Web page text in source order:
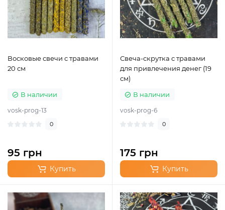
Восковые свечи с травами
20 см
В наличии
vosk-prog-13
0
95 грн
Купить
Свеча-скрутка с травами
для привлечения денег (19
см)
В наличии
vosk-prog-6
0
175 грн
Купить